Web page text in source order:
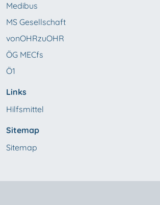
Medibus
MS Gesellschaft
vonOHRzuOHR
ÖG MECfs
Ö1
Links
Hilfsmittel
Sitemap
Sitemap